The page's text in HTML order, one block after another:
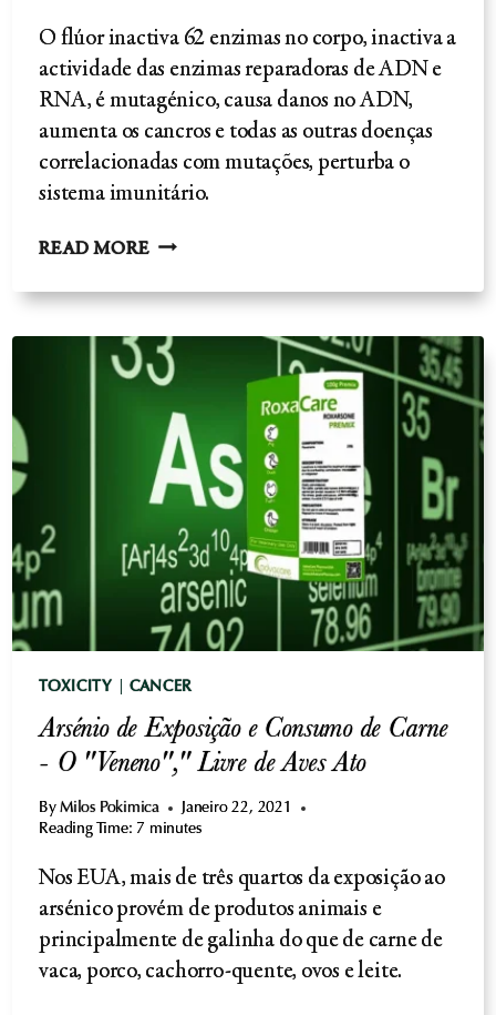
O flúor inactiva 62 enzimas no corpo, inactiva a
actividade das enzimas reparadoras de ADN e
RNA, é mutagénico, causa danos no ADN,
aumenta os cancros e todas as outras doenças
correlacionadas com mutações, perturba o
sistema imunitário.
READ MOREA
DA
REVISÃO
TOXICITY CANCER
Arsénio de Exposição e Consumo de Carne
- O "Veneno"," Livre de Aves Ato
By Milos Pokimica
Janeiro 22, 2021
Reading Time: 7 minutes
Nos EUA, mais de três quartos da exposição ao
arsénico provém de produtos animais e
principalmente de galinha do que de carne de
vaca, porco, cachorro-quente, ovos e leite.